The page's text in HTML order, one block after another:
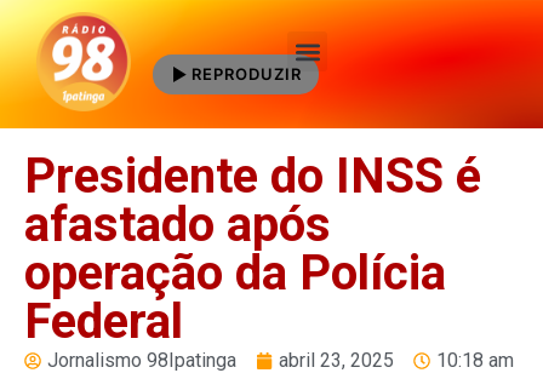
REPRODUZIR
Presidente do INSS é
afastado após
operação da Polícia
Federal
Jornalismo 98Ipatinga abril 23, 2025 10:18 am